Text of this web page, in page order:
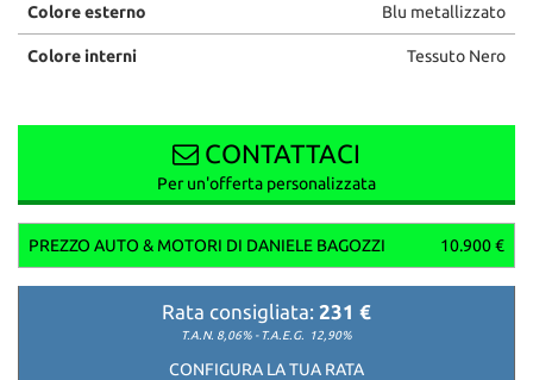
Colore esterno Blu metallizzato
Colore interni Tessuto Nero
CONTATTACI
Per un'offerta personalizzata
PREZZO AUTO & MOTORI DI DANIELE BAGOZZI 10.900 €
Rata consigliata: 231 €
T.A.N. 8,06% - T.A.E.G. 12,90%
CONFIGURA LA TUA RATA